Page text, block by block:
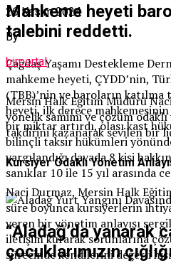
Mahkeme heyeti
talebini reddetti.
Çağdaş Yaşamı Destekleme
mahkeme heyeti, ÇYDD’nin,
(TBB)’nin ve baroların
heyeti, ilk derece mahkemesinin
bir miktar artırdı, olası kast
bilinçli taksir hükümleri
yargılandığı davada 8 kişi
sanıklar 10 ile 15 yıl arasında
“Aladağ’da yanarak
çocuklarımızın
26 Kasım 2024
By
birportal
Mersin Halk Eğitim Müdürü
yönelik samimi ve çözüm odaklı
takdirini kazanarak sevilen bir
Kursiyer Odaklı Yönetim
Naci Durmaz, Mersin Halk
süre boyunca kursiyerlerin
veren bir yönetim anlayışı
iletişim kurarak sorunlarına
sürecinde kendilerini değerli